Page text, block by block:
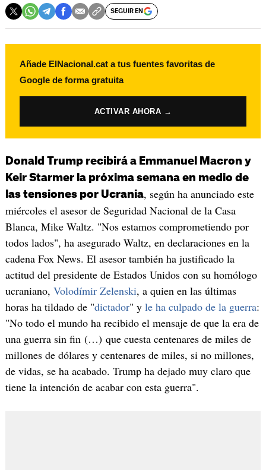
SEGUIR EN
Añade ElNacional.cat a tus fuentes favoritas de
Google de forma gratuita
ACTIVAR AHORA →
Donald Trump recibirá a Emmanuel Macron y
Keir Starmer la próxima semana en medio de
las tensiones por Ucrania, según ha anunciado este
miércoles el asesor de Seguridad Nacional de la Casa
Blanca, Mike Waltz. "Nos estamos comprometiendo por
todos lados", ha asegurado Waltz, en declaraciones en la
cadena Fox News. El asesor también ha justificado la
actitud del presidente de Estados Unidos con su homólogo
ucraniano, Volodímir Zelenski, a quien en las últimas
horas ha tildado de "dictador" y le ha culpado de la guerra:
"No todo el mundo ha recibido el mensaje de que la era de
una guerra sin fin (…) que cuesta centenares de miles de
millones de dólares y centenares de miles, si no millones,
de vidas, se ha acabado. Trump ha dejado muy claro que
tiene la intención de acabar con esta guerra".